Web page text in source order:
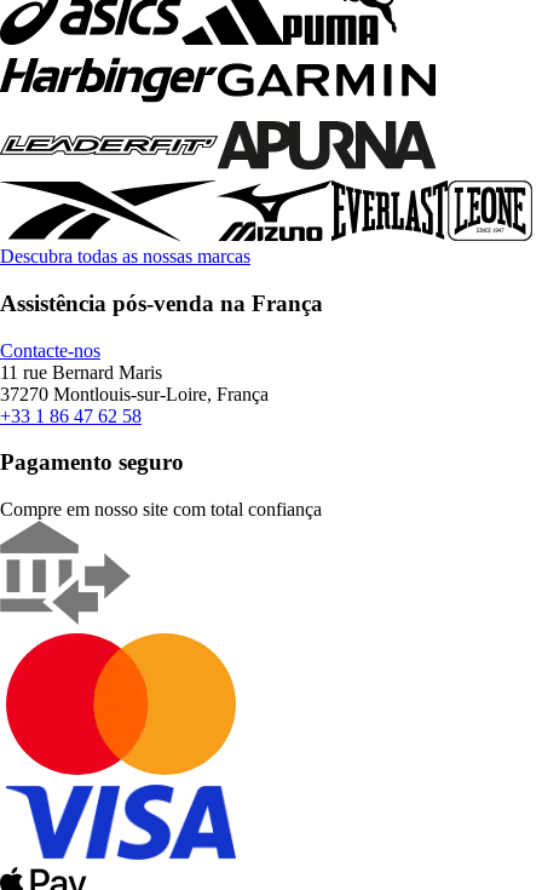
Descubra todas as nossas marcas
Assistência pós-venda na França
Contacte-nos
11 rue Bernard Maris
37270 Montlouis-sur-Loire, França
+33 1 86 47 62 58
Pagamento seguro
Compre em nosso site com total confiança